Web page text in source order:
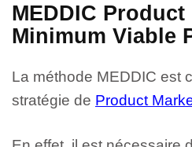
MEDDIC
Minimum Viable
La méthode MEDDIC est
stratégie de Product